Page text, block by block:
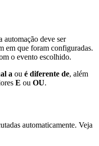
automação deve ser
em que foram configuradas.
o evento escolhido.
a ou é diferente de, além
E ou OU.
automaticamente. Veja